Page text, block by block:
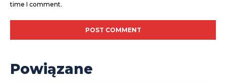
time I comment.
Powiązane